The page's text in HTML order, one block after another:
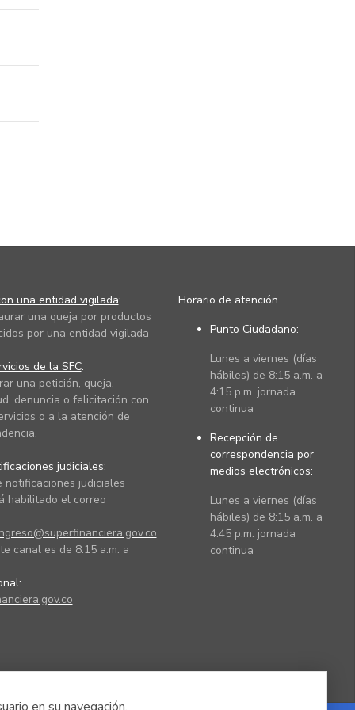
una entidad vigilada:
una queja por productos
por una entidad vigilada
de la SFC:
una petición, queja,
denuncia o felicitación con
o a la atención de
judiciales:
notificaciones judiciales
habilitado el correo
canal es de 8:15 a.m. a
Horario de atención
Punto Ciudadano:
Lunes a viernes (días
hábiles) de 8:15 a.m. a
4:15 p.m. jornada
continua
Recepción de
correspondencia por
medios electrónicos:
Lunes a viernes (días
hábiles) de 8:15 a.m. a
4:45 p.m. jornada
continua